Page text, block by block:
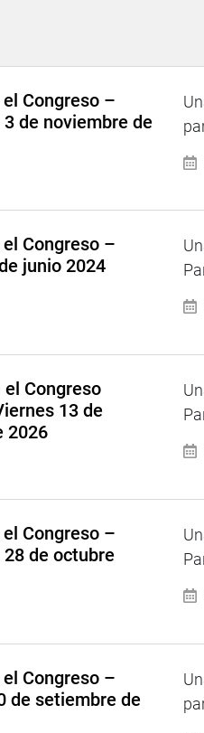
Congreso –
de noviembre de
Congreso –
junio 2024
el Congreso
13 de
2026
Congreso –
de octubre
Congreso –
de setiembre de